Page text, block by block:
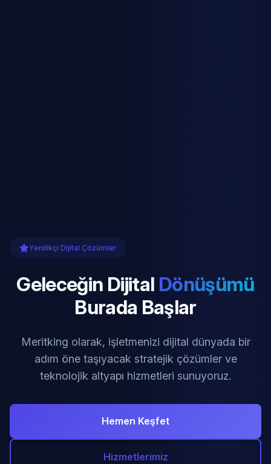
Yenilikçi Dijital Çözümler
Geleceğin Dijital Dönüşümü
Burada Başlar
Meritking olarak, işletmenizi dijital dünyada bir
adım öne taşıyacak stratejik çözümler ve
teknolojik altyapı hizmetleri sunuyoruz.
Hemen Keşfet
Hizmetlerimiz